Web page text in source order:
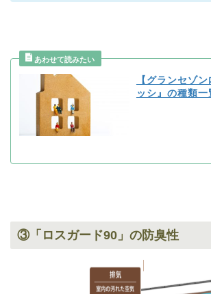
【グランセゾ
ッシ』の種類一
③「ロスガード90」の防臭性